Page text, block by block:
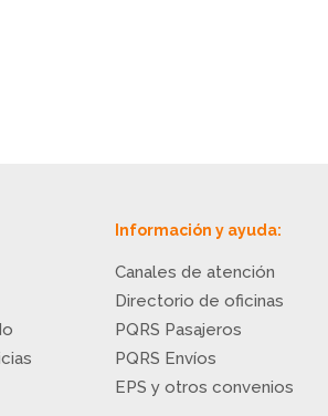
Información y ayuda:
Canales de atención
Directorio de oficinas
PQRS Pasajeros
PQRS Envíos
EPS y otros convenios